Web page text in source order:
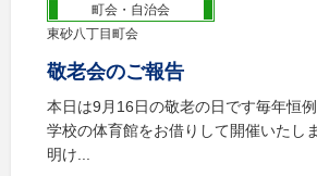
町会・自治会
東砂八丁目町会
敬老会のご報告
本日は9月16日の敬老の日です毎年恒
学校の体育館をお借りして開催いたし
明け...